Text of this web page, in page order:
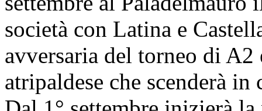
società con Latina e
avversaria del torneo di A2
atripaldese che scenderà